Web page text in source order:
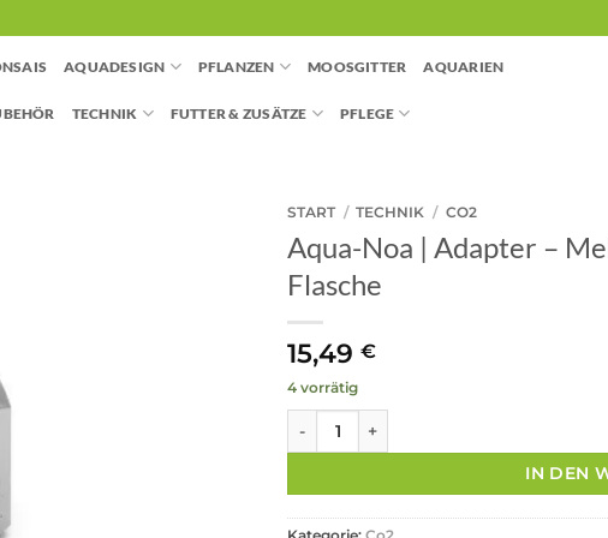
AQUADESIGN PFLANZEN MOOSGITTER AQUARIEN
TECHNIK FUTTER & ZUSÄTZE PFLEGE
START / TECHNIK / CO2
Aqua-Noa | Adapter –
Flasche
15,49 €
4 vorrätig
Aqua-Noa | Adapter - Mehrweg auf
IN DEN